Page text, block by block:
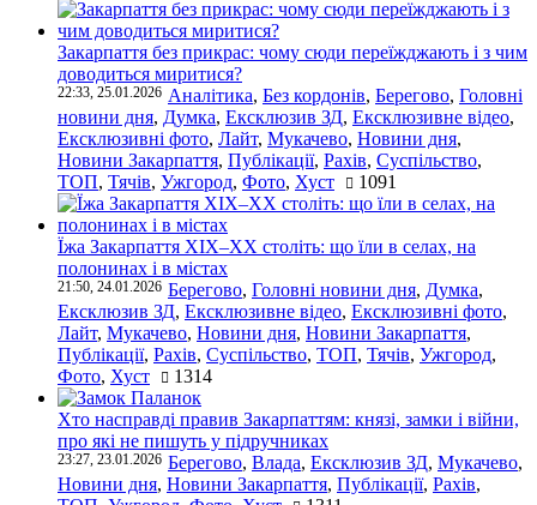
Закарпаття без прикрас: чому сюди переїжджають і з чим
доводиться миритися?
22:33, 25.01.2026 Аналітика, Без кордонів, Берегово, Головні
новини дня, Думка, Ексклюзив ЗД, Ексклюзивне відео,
Ексклюзивні фото, Лайт, Мукачево, Новини дня,
Новини Закарпаття, Публікації, Рахів, Суспільство,
ТОП, Тячів, Ужгород, Фото, Хуст 1091
Їжа Закарпаття ХІХ–ХХ століть: що їли в селах, на
полонинах і в містах
21:50, 24.01.2026 Берегово, Головні новини дня, Думка,
Ексклюзив ЗД, Ексклюзивне відео, Ексклюзивні фото,
Лайт, Мукачево, Новини дня, Новини Закарпаття,
Публікації, Рахів, Суспільство, ТОП, Тячів, Ужгород,
Фото, Хуст 1314
Хто насправді правив Закарпаттям: князі, замки і війни,
про які не пишуть у підручниках
23:27, 23.01.2026 Берегово, Влада, Ексклюзив ЗД, Мукачево,
Новини дня, Новини Закарпаття, Публікації, Рахів,